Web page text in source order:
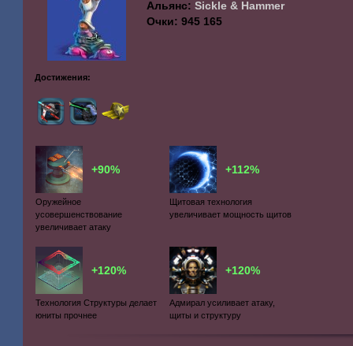
Альянс:Sickle & Hammer
Очки: 945 165
Достижения:
+90%
Оружейное
усовершенствование
увеличивает атаку
+112%
Щитовая технология
увеличивает мощность щитов
+120%
Технология Структуры делает
юниты прочнее
+120%
Адмирал усиливает атаку,
щиты и структуру